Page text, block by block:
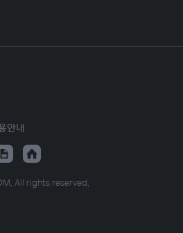
안내
All rights reserved.